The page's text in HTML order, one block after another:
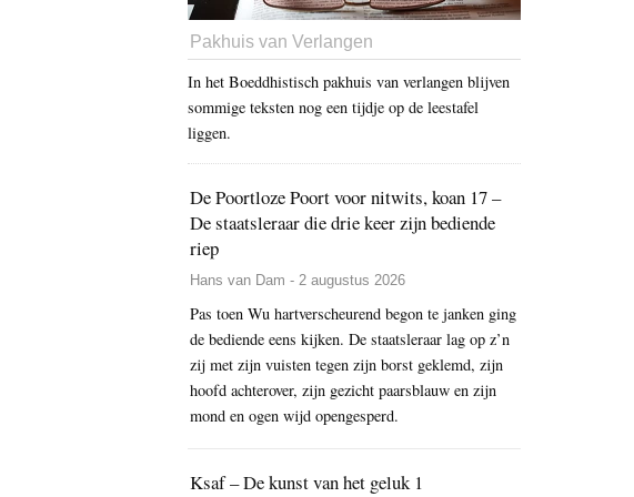
Pakhuis van Verlangen
In het Boeddhistisch pakhuis van verlangen blijven
sommige teksten nog een tijdje op de leestafel
liggen.
De Poortloze Poort voor nitwits, koan 17 –
De staatsleraar die drie keer zijn bediende
riep
Hans van Dam - 2 augustus 2026
Pas toen Wu hartverscheurend begon te janken ging
de bediende eens kijken. De staatsleraar lag op z’n
zij met zijn vuisten tegen zijn borst geklemd, zijn
hoofd achterover, zijn gezicht paarsblauw en zijn
mond en ogen wijd opengesperd.
Ksaf – De kunst van het geluk 1